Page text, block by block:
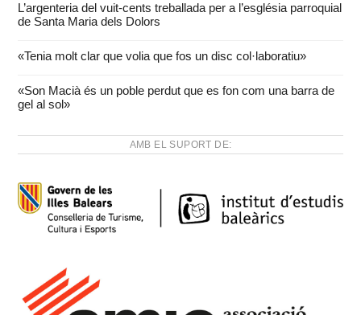
L’argenteria del vuit-cents treballada per a l’església parroquial
de Santa Maria dels Dolors
«Tenia molt clar que volia que fos un disc col·laboratiu»
«Son Macià és un poble perdut que es fon com una barra de
gel al sol»
AMB EL SUPORT DE: